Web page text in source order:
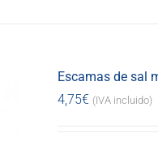
Escamas de sal
4,75€ (IVA incluido)